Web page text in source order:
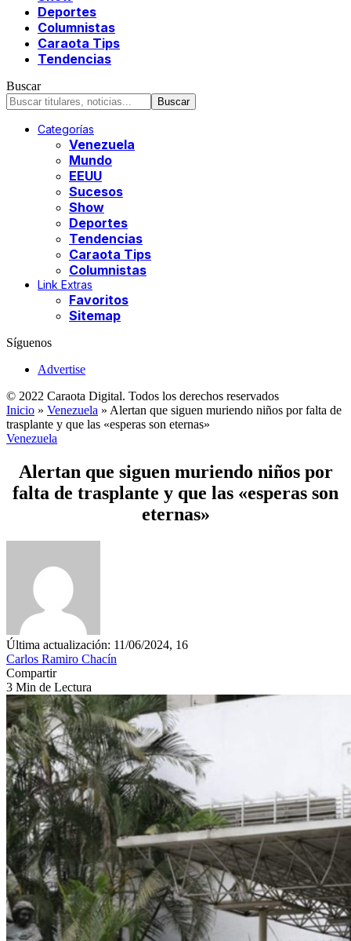
Deportes
Columnistas
Caraota Tips
Tendencias
Buscar
Categorías
Venezuela
Mundo
EEUU
Sucesos
Show
Deportes
Tendencias
Caraota Tips
Columnistas
Link Extras
Favoritos
Sitemap
Síguenos
Advertise
© 2022 Caraota Digital. Todos los derechos reservados
Inicio » Venezuela » Alertan que siguen muriendo niños por falta de
trasplante y que las «esperas son eternas»
Venezuela
Alertan que siguen muriendo niños por
falta de trasplante y que las «esperas son
eternas»
Última actualización: 11/06/2024, 16
Carlos Ramiro Chacín
Compartir
3 Min de Lectura